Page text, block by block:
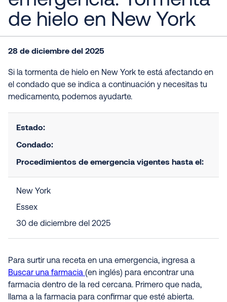
de hielo en New York
28 de diciembre del 2025
Si la tormenta de hielo en New York te está afectando en
el condado que se indica a continuación y necesitas tu
medicamento, podemos ayudarte.
Estado:
Condado:
Procedimientos de emergencia vigentes hasta el:
New York
Essex
30 de diciembre del 2025
Para surtir una receta en una emergencia, ingresa a
Buscar una farmacia (en inglés) para encontrar una
farmacia dentro de la red cercana. Primero que nada,
llama a la farmacia para confirmar que esté abierta.